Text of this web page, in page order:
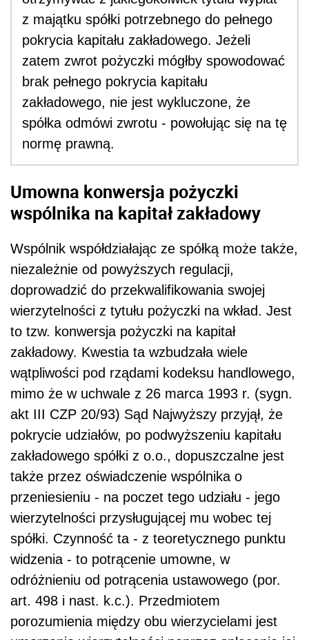
z majątku spółki potrzebnego do pełnego
pokrycia kapitału zakładowego. Jeżeli
zatem zwrot pożyczki mógłby spowodować
brak pełnego pokrycia kapitału
zakładowego, nie jest wykluczone, że
spółka odmówi zwrotu - powołując się na tę
normę prawną.
Umowna konwersja pożyczki
wspólnika na kapitał zakładowy
Wspólnik współdziałając ze spółką może także,
niezależnie od powyższych regulacji,
doprowadzić do przekwalifikowania swojej
wierzytelności z tytułu pożyczki na wkład. Jest
to tzw. konwersja pożyczki na kapitał
zakładowy. Kwestia ta wzbudzała wiele
wątpliwości pod rządami kodeksu handlowego,
mimo że w uchwale z 26 marca 1993 r. (sygn.
akt III CZP 20/93) Sąd Najwyższy przyjął, że
pokrycie udziałów, po podwyższeniu kapitału
zakładowego spółki z o.o., dopuszczalne jest
także przez oświadczenie wspólnika o
przeniesieniu - na poczet tego udziału - jego
wierzytelności przysługującej mu wobec tej
spółki. Czynność ta - z teoretycznego punktu
widzenia - to potrącenie umowne, w
odróżnieniu od potrącenia ustawowego (por.
art. 498 i nast. k.c.). Przedmiotem
porozumienia między obu wierzycielami jest